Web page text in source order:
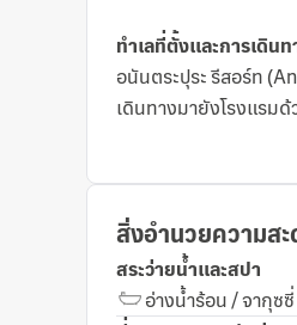
ทำเลที่ตั้งและการเดิน
อนันตระปุระ รีสอร์ท
เดินทางมายังโรงแรม
สิ่งอำนวยความส
สระว่ายน้ำและสปา
อ่างน้ำร้อน / จากุซซี่